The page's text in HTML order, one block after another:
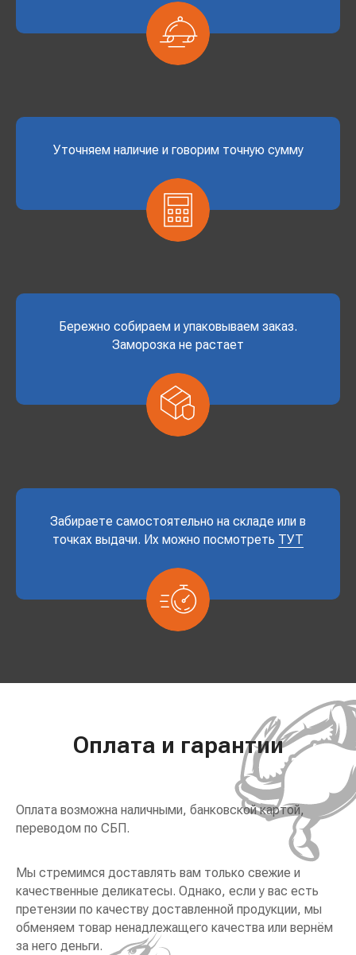
Уточняем наличие и говорим точную сумму
Бережно собираем и упаковываем заказ.
Заморозка не растает
Забираете самостоятельно на складе или в
точках выдачи. Их можно посмотреть ТУТ
Оплата и гарантии
Оплата возможна наличными, банковской картой,
переводом по СБП.
Мы стремимся доставлять вам только свежие и
качественные деликатесы. Однако, если у вас есть
претензии по качеству доставленной продукции, мы
обменяем товар ненадлежащего качества или вернём
за него деньги.